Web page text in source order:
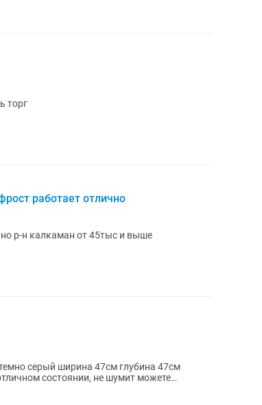
торг
работает отлично
р-н калкаман от 45тыс и выше
серый ширина 47см глубина 47см
состоянии, не шумит можете